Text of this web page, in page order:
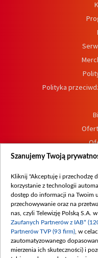
Polityka
Procedura
Szanujemy Twoją
Kliknij "Akceptuję i przechodzę
korzystanie z technologii
dostęp do informacji na Twoim
przechowywanie oraz na
nas, czyli Telewizję Polską S.A.
Zaufanych Partnerów z IAB*
Partnerów TVP (93 firm) , w
zautomatyzowanego
mierzenia ich skuteczności) i